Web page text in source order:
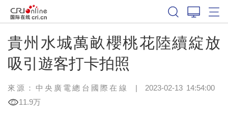
貴州水城萬畝櫻桃花陸續綻放
吸引遊客打卡拍照
來源：中央廣電總台國際在線 | 2023-02-13 14:54:00
11.9万